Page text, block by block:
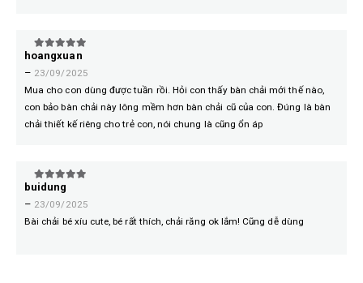
5trên 5
hoangxuan
– 23/09/2025
Mua cho con dùng được tuần rồi. Hỏi con thấy bàn chải mới thế nào,
con bảo bàn chải này lông mềm hơn bàn chải cũ của con. Đúng là bàn
chải thiết kế riêng cho trẻ con, nói chung là cũng ổn áp
5trên 5
buidung
– 23/09/2025
Bài chải bé xíu cute, bé rất thích, chải răng ok lắm! Cũng dễ dùng